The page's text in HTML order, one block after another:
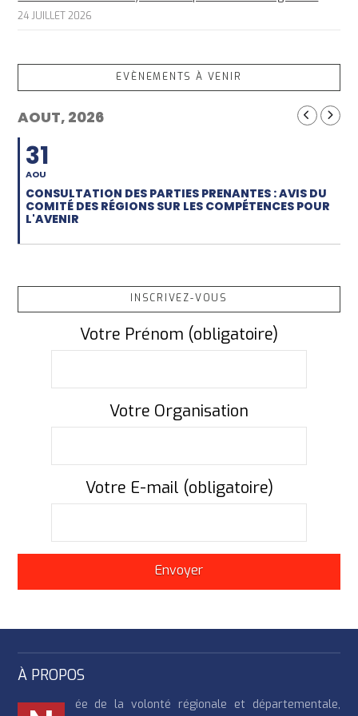
24 JUILLET 2026
EVÈNEMENTS À VENIR
AOUT, 2026
31
AOU
CONSULTATION DES PARTIES PRENANTES : AVIS DU
COMITÉ DES RÉGIONS SUR LES COMPÉTENCES POUR
L'AVENIR
INSCRIVEZ-VOUS
Votre Prénom (obligatoire)
Votre Organisation
Votre E-mail (obligatoire)
À PROPOS
ée de la volonté régionale et départementale,